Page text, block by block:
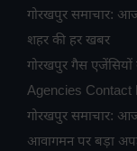
गोरखपुर समाचार:
शहर की हर खबर
गोरखपुर गैस
Agencies Contact
गोरखपुर समाचार:
आवागमन पर बड़ा